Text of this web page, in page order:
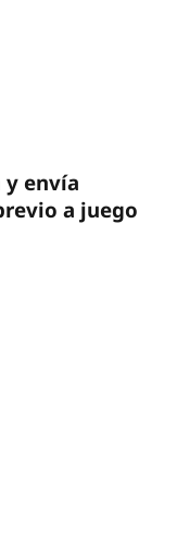
y envía
a juego